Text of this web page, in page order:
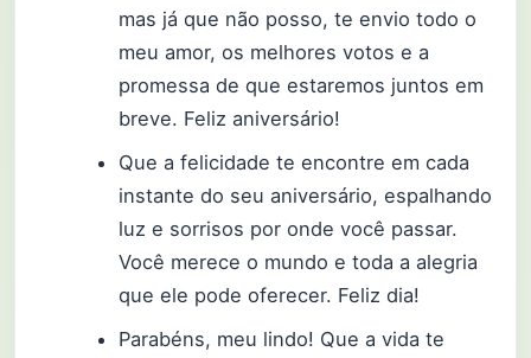
mas já que não posso, te envio todo o
meu amor, os melhores votos e a
promessa de que estaremos juntos em
breve. Feliz aniversário!
Que a felicidade te encontre em cada
instante do seu aniversário, espalhando
luz e sorrisos por onde você passar.
Você merece o mundo e toda a alegria
que ele pode oferecer. Feliz dia!
Parabéns, meu lindo! Que a vida te